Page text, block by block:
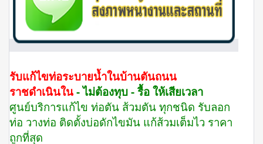
รับแก้ไขท่อระบายน้ำในบ้านตันถนน
ราชดำเนินใน - ไม่ต้องทุบ - รื้อ ให้เสียเวลา
ศูนย์บริการแก้ไข ท่อตัน ส้วมตัน ทุกชนิด รับลอก
ท่อ วางท่อ ติดตั้งบ่อดักไขมัน แก้ส้วมเต็มไว ราคา
ถูกที่สุด